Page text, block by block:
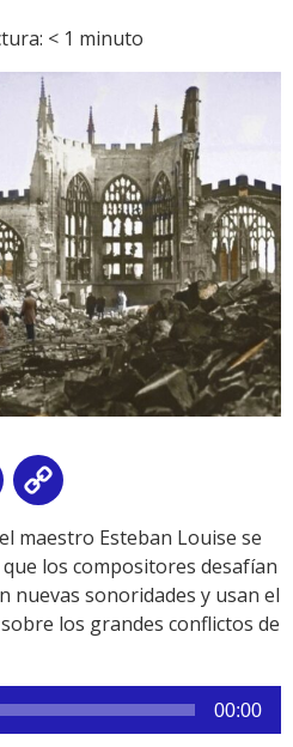
< 1 minuto
Email
Link
maestro Esteban Louise se
los compositores desafían
nuevas sonoridades y usan el
los grandes conflictos de
00:00